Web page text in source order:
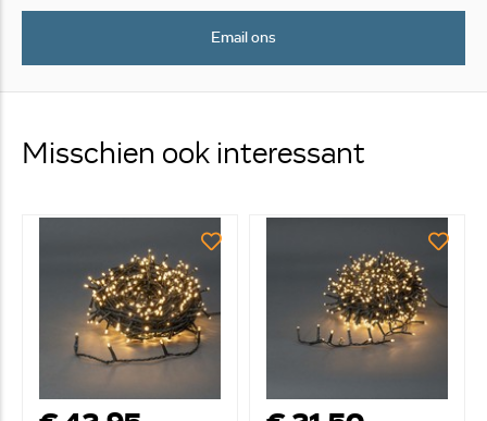
Email ons
Misschien ook interessant